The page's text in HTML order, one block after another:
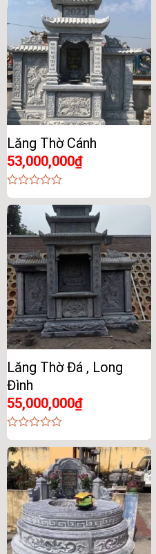
Lăng Thờ Cánh
53,000,000₫
0
out
5
Lăng Thờ Đá , Long
Đình
55,000,000₫
0
out
of
5